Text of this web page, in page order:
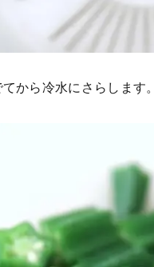
から冷水にさらします。